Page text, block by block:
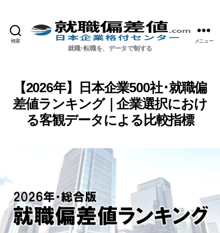
検索 就職偏差値.com【公式】
就職･転職を、データで制する
メニュー
【2026年】日本企業500社･就職偏
差値ランキング｜企業選択におけ
る客観データによる比較指標